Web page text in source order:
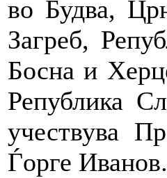
во Будва,
Загреб,
Босна и
Република
учествува
Ѓорге Иванов.